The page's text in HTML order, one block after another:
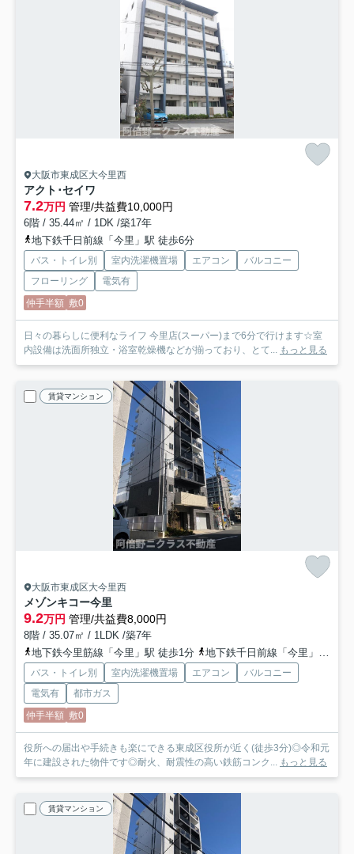
大阪市東成区大今里西
アクト･セイワ
7.2万円 管理/共益費10,000円
6階 / 35.44㎡ / 1DK /築17年
地下鉄千日前線「今里」駅 徒歩6分
バス・トイレ別 室内洗濯機置場 エアコン
バルコニー
フローリング
電気有
仲手半額 敷0
日々の暮らしに便利なライフ 今里店(スーパー)まで6分で行けます☆室
内設備は洗面所独立・浴室乾燥機などが揃っており、とて... もっと見る
賃貸マンション
大阪市東成区大今里西
メゾンキコー今里
9.2万円 管理/共益費8,000円
8階 / 35.07㎡ / 1LDK /築7年
地下鉄今里筋線「今里」駅 徒歩1分
地下鉄千日前線「今里」駅 徒歩4分
バス・トイレ別 室内洗濯機置場 エアコン
バルコニー
電気有
都市ガス
仲手半額 敷0
役所への届出や手続きも楽にできる東成区役所が近く(徒歩3分)◎令和元
年に建設された物件です◎耐火、耐震性の高い鉄筋コンク... もっと見る
賃貸マンション